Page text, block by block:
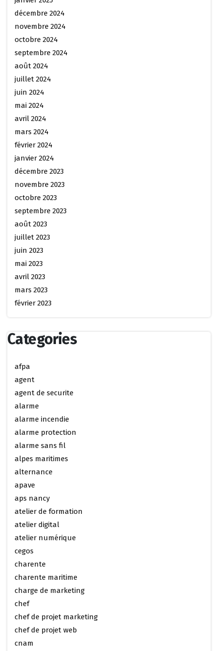
décembre 2024
novembre 2024
octobre 2024
septembre 2024
août 2024
juillet 2024
juin 2024
mai 2024
avril 2024
mars 2024
février 2024
janvier 2024
décembre 2023
novembre 2023
octobre 2023
septembre 2023
août 2023
juillet 2023
juin 2023
mai 2023
avril 2023
mars 2023
février 2023
Categories
afpa
agent
agent de securite
alarme
alarme incendie
alarme protection
alarme sans fil
alpes maritimes
alternance
apave
aps nancy
atelier de formation
atelier digital
atelier numérique
cegos
charente
charente maritime
charge de marketing
chef
chef de projet marketing
chef de projet web
cnam